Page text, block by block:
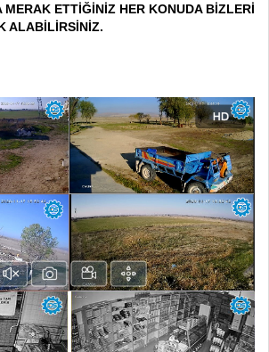
MERAK ETTİĞİNİZ HER KONUDA BİZLERİ
ALABİLİRSİNİZ.